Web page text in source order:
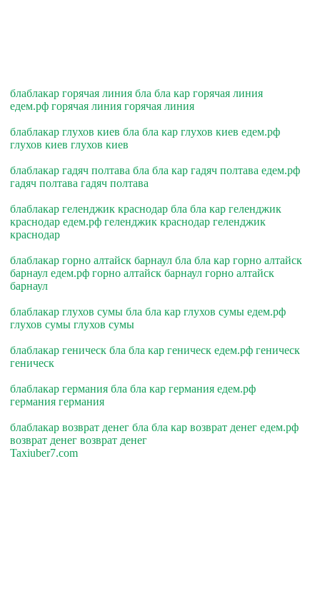
блаблакар горячая линия бла бла кар горячая линия
едем.рф горячая линия горячая линия
блаблакар глухов киев бла бла кар глухов киев едем.рф
глухов киев глухов киев
блаблакар гадяч полтава бла бла кар гадяч полтава едем.рф
гадяч полтава гадяч полтава
блаблакар геленджик краснодар бла бла кар геленджик
краснодар едем.рф геленджик краснодар геленджик
краснодар
блаблакар горно алтайск барнаул бла бла кар горно алтайск
барнаул едем.рф горно алтайск барнаул горно алтайск
барнаул
блаблакар глухов сумы бла бла кар глухов сумы едем.рф
глухов сумы глухов сумы
блаблакар геническ бла бла кар геническ едем.рф геническ
геническ
блаблакар германия бла бла кар германия едем.рф
германия германия
блаблакар возврат денег бла бла кар возврат денег едем.рф
возврат денег возврат денег
Taxiuber7.com